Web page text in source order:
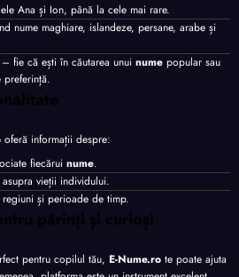
Ana și Ion, până la cele mai rare.
nume maghiare, islandeze, persane, arabe și
– fie că ești în căutarea unui nume popular sau
oferă informații despre:
fiecărui nume.
vieții individului.
și perioade de timp.
părinți și curioși
pentru copilul tău, E-Nume.ro te poate ajuta